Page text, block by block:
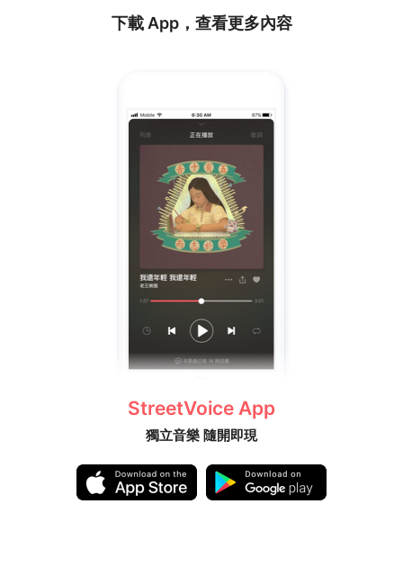
下載 App，查看更多內容
StreetVoice App
獨立音樂 隨開即現